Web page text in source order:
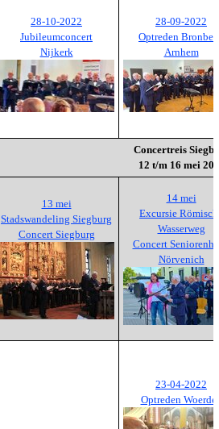
28-10-2022
Jubileumconcert
Nijkerk
28-09-2022
Optreden
Arnhem
Concertreis
12 t/m 16 mei
13 mei
Stadswandeling Siegburg
Concert Siegburg
14 mei
Excursie
Wasserweg
Concert
Nörvenich
23-04-2022
Optreden